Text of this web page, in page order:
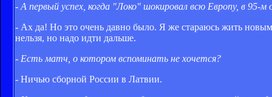
- А первый успех, когда "Локо" шокировал всю Европу, в 95-
- Ах да! Но это очень давно было. Я же стараюсь жить
нельзя, но надо идти дальше.
- Есть матч, о котором вспоминать не хочется?
- Ничью сборной России в Латвии.